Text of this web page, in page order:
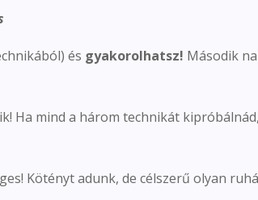
és gyakorolhatsz! Második
Ha mind a három technikát
Kötényt adunk, de célszerű olyan